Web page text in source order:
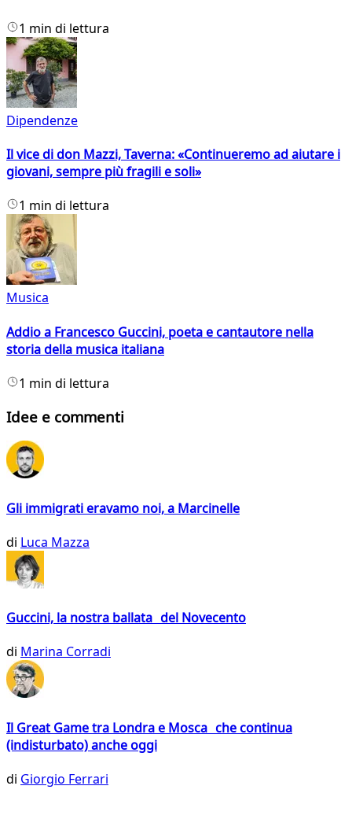
1 min di lettura
Dipendenze
Il vice di don Mazzi, Taverna: «Continueremo ad aiutare i
giovani, sempre più fragili e soli»
1 min di lettura
Musica
Addio a Francesco Guccini, poeta e cantautore nella
storia della musica italiana
1 min di lettura
Idee e commenti
Gli immigrati eravamo noi, a Marcinelle
di Luca Mazza
Guccini, la nostra ballata del Novecento
di Marina Corradi
Il Great Game tra Londra e Mosca che continua
(indisturbato) anche oggi
di Giorgio Ferrari